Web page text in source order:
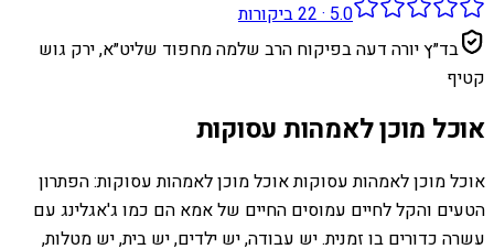
5.0
·
22ביקורות
בד״ץ יורה דעה בפיקוח הרב שלמה מחפוד שליט״א, ירק גוש
קטיף
אוכל מוכן לאמהות עסוקות
אוכל מוכן לאמהות עסוקות אוכל מוכן לאמהות עסוקות: הפתרון
הטעים והקל לחיים עמוסים החיים של אמא הם כמו ג'אגלינג עם
עשרה כדורים בו זמנית. יש עבודה, יש ילדים, יש בית, יש מטלות,